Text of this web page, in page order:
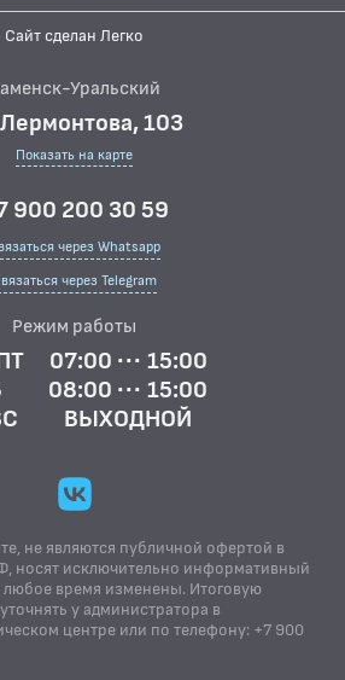
Сайт сделан Легко
Уральский
103
Показать на карте
900 200 30 59
через Whatsapp
через Telegram
Режим работы
07:00 ··· 15:00
08:00 ··· 15:00
ВЫХОДНОЙ
не являются публичной офертой в
носят исключительно информативный
любое время изменены. Итоговую
у администратора в
центре или по телефону: +7 900